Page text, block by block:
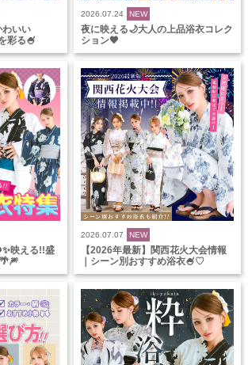
いい
彩る🍧
2026.07.24 NEW
夜に映える🌙大人の上品浴衣コレク
ション🖤
映える!!盛
2026.07.07 NEW
【2026年最新】関西花火大会情報
｜シーン別おすすめ浴衣🍧♡